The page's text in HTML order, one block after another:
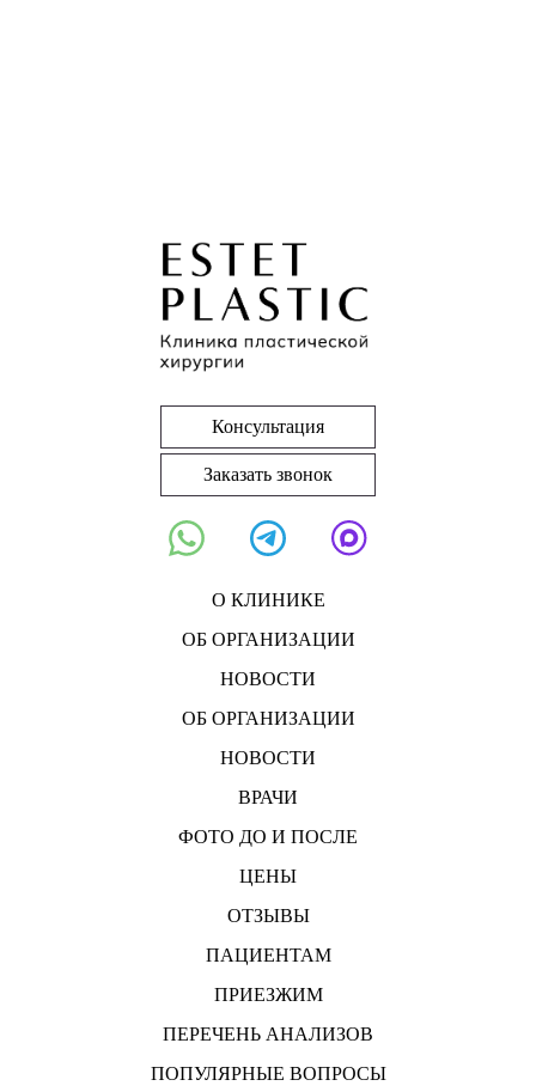
Консультация
Заказать звонок
О КЛИНИКЕ
ОБ ОРГАНИЗАЦИИ
НОВОСТИ
ОБ ОРГАНИЗАЦИИ
НОВОСТИ
ВРАЧИ
ФОТО ДО И ПОСЛЕ
ЦЕНЫ
ОТЗЫВЫ
ПАЦИЕНТАМ
ПРИЕЗЖИМ
ПЕРЕЧЕНЬ АНАЛИЗОВ
ПОПУЛЯРНЫЕ ВОПРОСЫ